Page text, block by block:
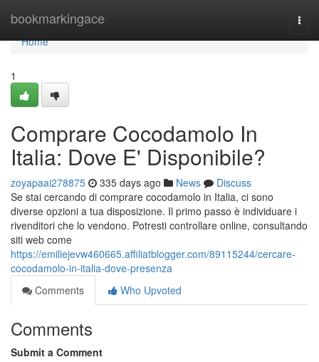
bookmarkingace
Home
Home
1
Comprare Cocodamolo In
Italia: Dove E' Disponibile?
zoyapaai278875 335 days ago News
Discuss
Se stai cercando di comprare cocodamolo in Italia, ci sono
diverse opzioni a tua disposizione. Il primo passo è individuare i
rivenditori che lo vendono. Potresti controllare online, consultando
siti web come
https://emiliejevw460665.affiliatblogger.com/89115244/cercare-
cocodamolo-in-italia-dove-presenza
Comments
Who Upvoted
Comments
Submit a Comment